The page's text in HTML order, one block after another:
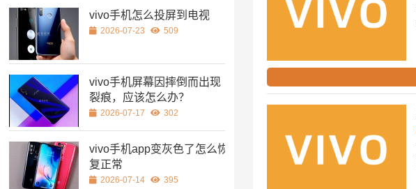
vivo手机怎么投屏到电视
2026-07-23 509
vivo手机屏幕因摔倒而出现
裂痕，应该怎么办？
2026-07-17 302
vivo手机app变灰色了怎么恢
复正常
2026-07-14 395